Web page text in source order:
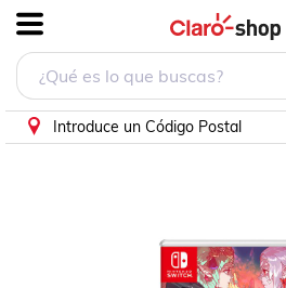
Introduce un Código Postal
NSW FIRE EMBLEM WARRIORS